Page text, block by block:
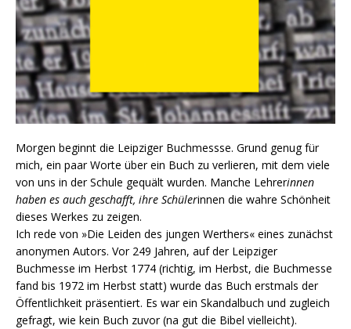
Morgen beginnt die Leipziger Buchmessse. Grund genug für
mich, ein paar Worte über ein Buch zu verlieren, mit dem viele
von uns in der Schule gequält wurden. Manche Lehrerinnen
haben es auch geschafft, ihre Schülerinnen die wahre Schönheit
dieses Werkes zu zeigen.
Ich rede von »Die Leiden des jungen Werthers« eines zunächst
anonymen Autors. Vor 249 Jahren, auf der Leipziger
Buchmesse im Herbst 1774 (richtig, im Herbst, die Buchmesse
fand bis 1972 im Herbst statt) wurde das Buch erstmals der
Öffentlichkeit präsentiert. Es war ein Skandalbuch und zugleich
gefragt, wie kein Buch zuvor (na gut die Bibel vielleicht).